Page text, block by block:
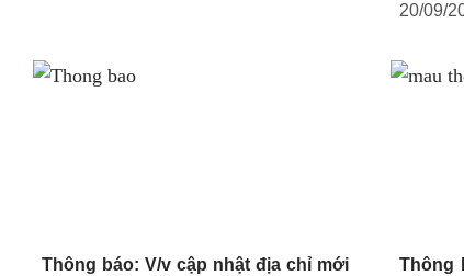
20/09/
Thông báo: V/v cập nhật địa chỉ mới
Thông